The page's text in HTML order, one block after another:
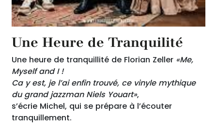
Une Heure de Tranquilité
Une heure de tranquillité de Florian Zeller «Me,
Myself and I !
Ca y est, je l’ai enfin trouvé, ce vinyle mythique
du grand jazzman Niels Youart»,
s’écrie Michel, qui se prépare à l’écouter
tranquillement.